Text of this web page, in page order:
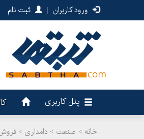
ورود کاربران | ثبت نام
پنل کاربری
خانه > صنعت > دامداری >